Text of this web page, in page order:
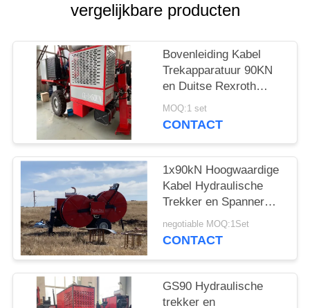
vergelijkbare producten
Bovenleiding Kabel
Trekapparatuur 90KN
en Duitse Rexroth
Bedieningshendel
MOQ:1 set
CONTACT
1x90kN Hoogwaardige
Kabel Hydraulische
Trekker en Spanner
Voor het Snaren van
Hoogspanningslijnen
negotiable MOQ:1Set
CONTACT
GS90 Hydraulische
trekker en